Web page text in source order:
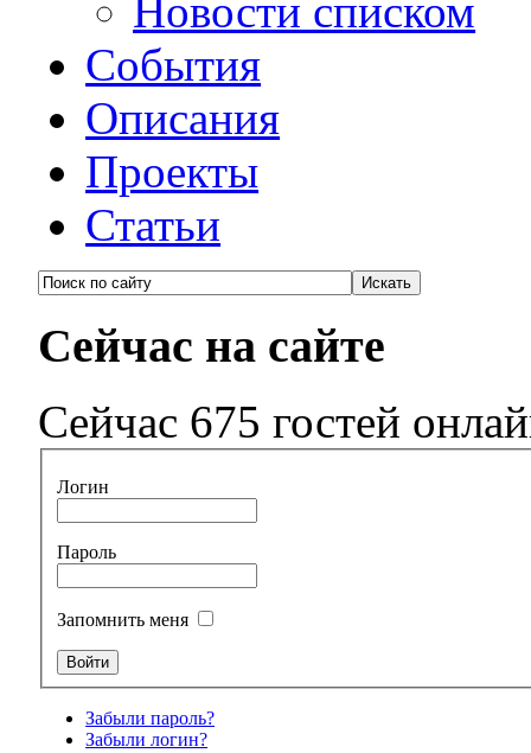
Новости списком
События
Описания
Проекты
Статьи
Сейчас на сайте
Сейчас 675 гостей
Логин
Пароль
Запомнить меня
Забыли пароль?
Забыли логин?